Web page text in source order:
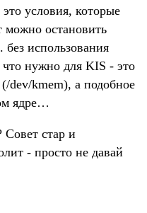
условия, которые
остановить
без использования
нужно для KIS - это
dev/kmem), а подобное
ядре…
Совет стар и
- просто не давай